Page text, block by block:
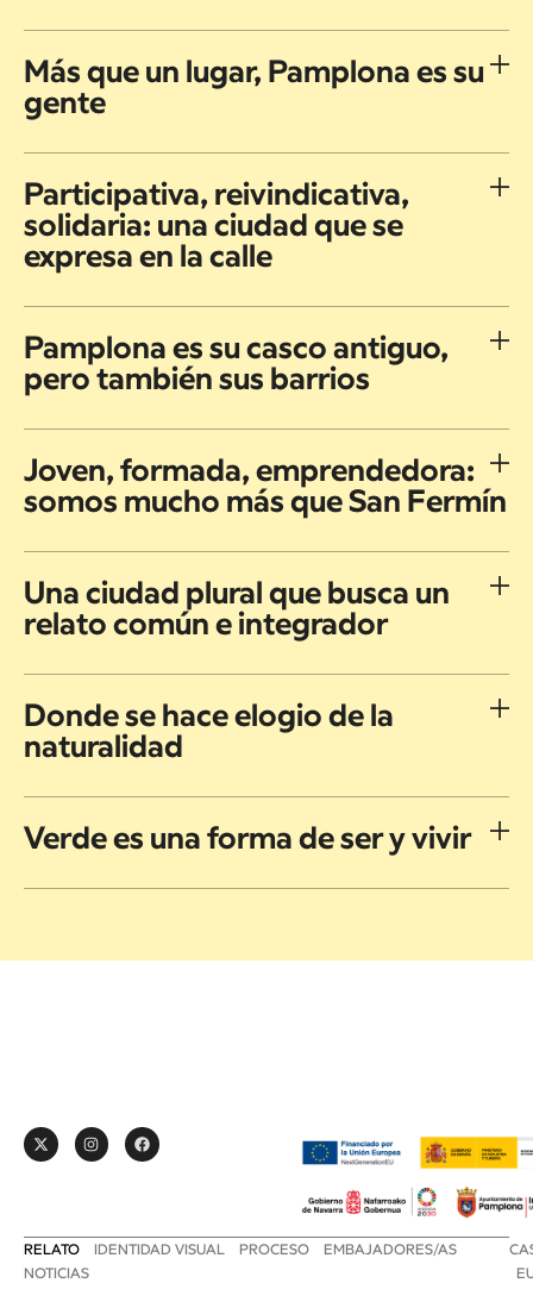
Más que un lugar, Pamplona es su
gente
Participativa, reivindicativa,
solidaria: una ciudad que se
expresa en la calle
Pamplona es su casco antiguo,
pero también sus barrios
Joven, formada, emprendedora:
somos mucho más que San Fermín
Una ciudad plural que busca un
relato común e integrador
Donde se hace elogio de la
naturalidad
Verde es una forma de ser y vivir
RELATO IDENTIDAD VISUAL PROCESO
EMBAJADORES/AS
NOTICIAS